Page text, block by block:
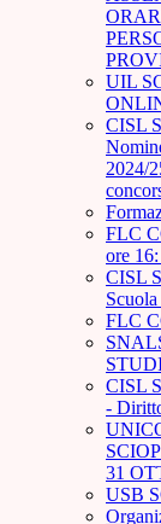
UIL
CISL
2024/
FLC
ore
CISL
FLC
CISL
-
31
USB